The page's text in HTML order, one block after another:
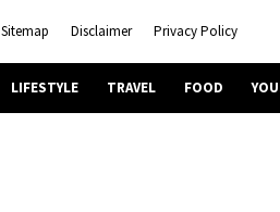
Sitemap Disclaimer Privacy Policy
LIFESTYLE TRAVEL FOOD